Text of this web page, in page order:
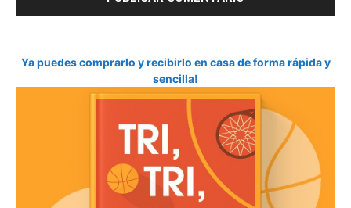
Ya puedes comprarlo y recibirlo en casa de forma rápida y
sencilla!